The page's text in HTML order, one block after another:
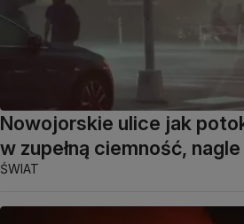
Nowojorskie ulice jak
w zupełną ciemność,
ŚWIAT